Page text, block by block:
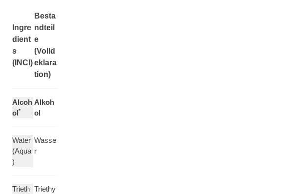
Ingre
dient
s
(INCI)
Besta
ndteil
e
(Volld
eklara
tion)
Alcoh
ol*
Alkoh
ol
Water
(Aqua
)
Wasse
r
Trieth Triethy